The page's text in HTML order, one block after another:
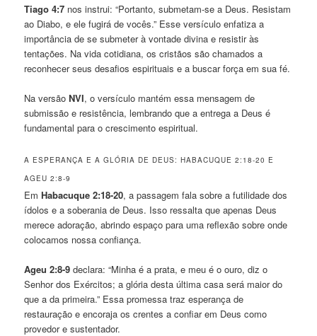
Tiago 4:7 nos instrui: “Portanto, submetam-se a Deus. Resistam
ao Diabo, e ele fugirá de vocês.” Esse versículo enfatiza a
importância de se submeter à vontade divina e resistir às
tentações. Na vida cotidiana, os cristãos são chamados a
reconhecer seus desafios espirituais e a buscar força em sua fé.
Na versãoNVI, o versículo mantém essa mensagem de
submissão e resistência, lembrando que a entrega a Deus é
fundamental para o crescimento espiritual.
A ESPERANÇA E A GLÓRIA DE DEUS: HABACUQUE 2:18-20 E
AGEU 2:8-9
EmHabacuque 2:18-20, a passagem fala sobre a futilidade dos
ídolos e a soberania de Deus. Isso ressalta que apenas Deus
merece adoração, abrindo espaço para uma reflexão sobre onde
colocamos nossa confiança.
Ageu 2:8-9 declara: “Minha é a prata, e meu é o ouro, diz o
Senhor dos Exércitos; a glória desta última casa será maior do
que a da primeira.” Essa promessa traz esperança de
restauração e encoraja os crentes a confiar em Deus como
provedor e sustentador.